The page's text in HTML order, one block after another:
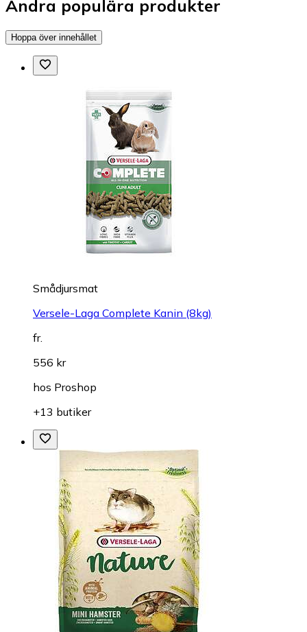
Andra populära produkter
Hoppa över innehållet
Smådjursmat
Versele-Laga Complete Kanin (8kg)
fr.
556 kr
hos Proshop
+13 butiker